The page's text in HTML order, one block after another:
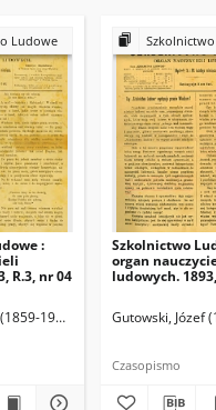
Ludowe
:
R.3, nr 04
1916). Redaktor
Szkolnictwo
organ
ludowych.
Gutowski, Józef
Czasopismo